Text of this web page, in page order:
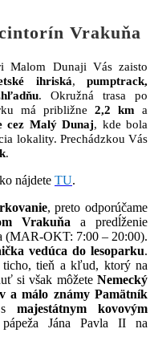
Vrakuňa
Malom Dunaji Vás zaisto
ihriská,pumptrack,
. Okružná trasa po
má približne 2,2 km a
cez Malý Dunaj, kde bola
lokality. Prechádzkou Vás
.
nájdete TU.
, preto odporúčame
Vrakuňa a predĺženie
(MAR-OKT: 7:00 – 20:00).
vedúca do lesoparku.
ticho, tieň a kľud, ktorý na
si však môžete Nemecký
a málo známy Pamätník
majestátnym kovovým
Jána Pavla II na